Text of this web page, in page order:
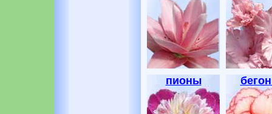
пионы